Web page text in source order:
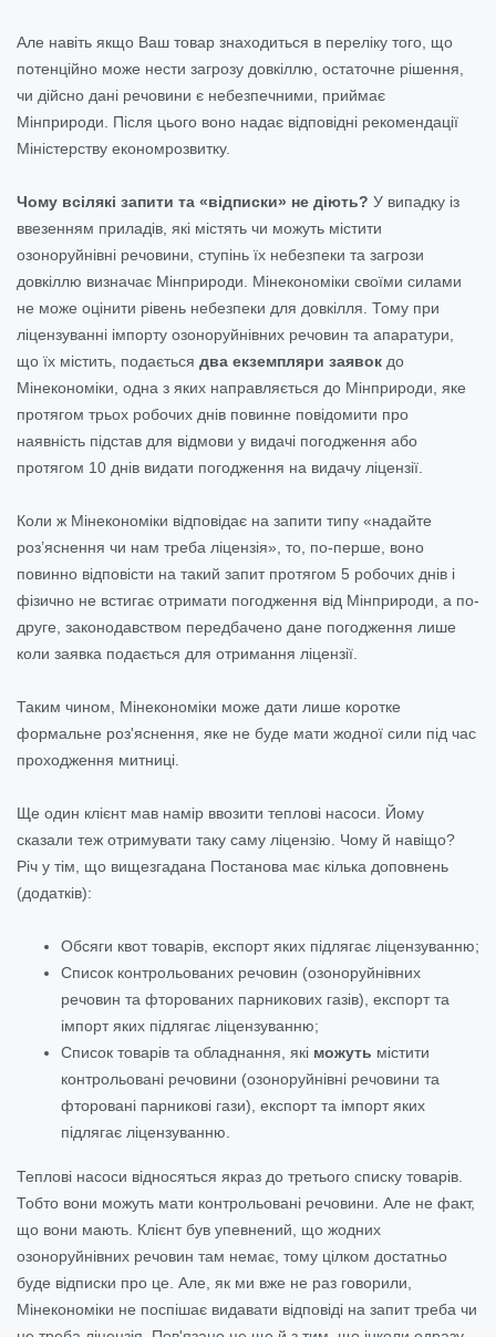
Але навіть якщо Ваш товар знаходиться в переліку того, що
потенційно може нести загрозу довкіллю, остаточне рішення,
чи дійсно дані речовини є небезпечними, приймає
Мінприроди. Після цього воно надає відповідні рекомендації
Міністерству економрозвитку.
Чому всілякі запити та «відписки» не діють? У випадку із
ввезенням приладів, які містять чи можуть містити
озоноруйнівні речовини, ступінь їх небезпеки та загрози
довкіллю визначає Мінприроди. Мінекономіки своїми силами
не може оцінити рівень небезпеки для довкілля. Тому при
ліцензуванні імпорту озоноруйнівних речовин та апаратури,
що їх містить, подається два екземпляри заявок до
Мінекономіки, одна з яких направляється до Мінприроди, яке
протягом трьох робочих днів повинне повідомити про
наявність підстав для відмови у видачі погодження або
протягом 10 днів видати погодження на видачу ліцензії.
Коли ж Мінекономіки відповідає на запити типу «надайте
роз’яснення чи нам треба ліцензія», то, по-перше, воно
повинно відповісти на такий запит протягом 5 робочих днів і
фізично не встигає отримати погодження від Мінприроди, а по-
друге, законодавством передбачено дане погодження лише
коли заявка подається для отримання ліцензії.
Таким чином, Мінекономіки може дати лише коротке
формальне роз'яснення, яке не буде мати жодної сили під час
проходження митниці.
Ще один клієнт мав намір ввозити теплові насоси. Йому
сказали теж отримувати таку саму ліцензію. Чому й навіщо?
Річ у тім, що вищезгадана Постанова має кілька доповнень
(додатків):
Обсяги квот товарів, експорт яких підлягає ліцензуванню;
Список контрольованих речовин (озоноруйнівних
речовин та фторованих парникових газів), експорт та
імпорт яких підлягає ліцензуванню;
Список товарів та обладнання, які можуть містити
контрольовані речовини (озоноруйнівні речовини та
фторовані парникові гази), експорт та імпорт яких
підлягає ліцензуванню.
Теплові насоси відносяться якраз до третього списку товарів.
Тобто вони можуть мати контрольовані речовини. Але не факт,
що вони мають. Клієнт був упевнений, що жодних
озоноруйнівних речовин там немає, тому цілком достатньо
буде відписки про це. Але, як ми вже не раз говорили,
Мінекономіки не поспішає видавати відповіді на запит треба чи